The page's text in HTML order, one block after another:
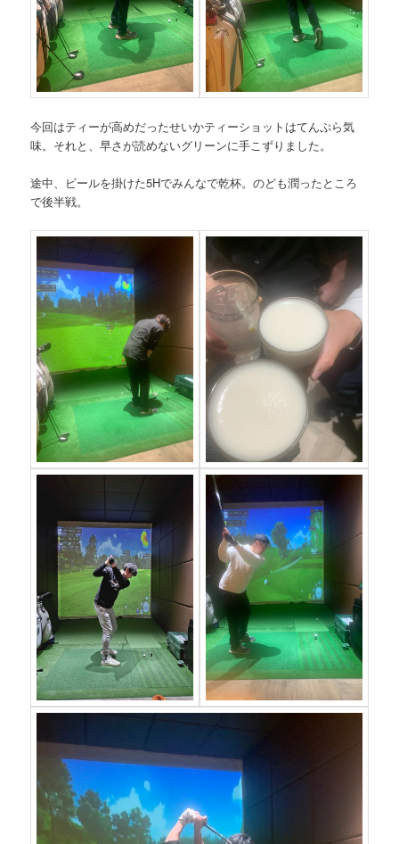
今回はティーが高めだったせいかティーショットはてんぷら気
味。それと、早さが読めないグリーンに手こずりました。
途中、ビールを掛けた5Hでみんなで乾杯。のども潤ったところ
で後半戦。